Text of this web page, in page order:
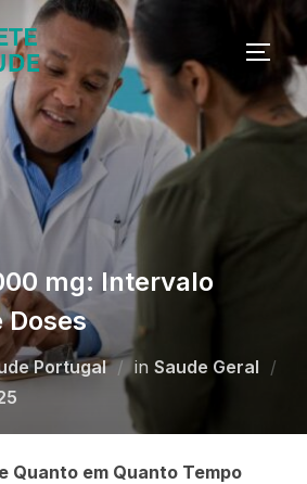
mg: Intervalo
Doses
Portugal in Saude Geral
Quanto em Quanto Tempo